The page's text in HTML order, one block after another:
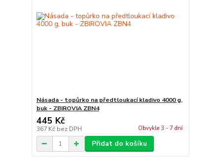
Násada - topůrko na předtloukací kladivo 4000 g,
buk - ZBIROVIA ZBN4
445 Kč
367 Kč bez DPH Obvykle 3 - 7 dní
Přidat do košíku